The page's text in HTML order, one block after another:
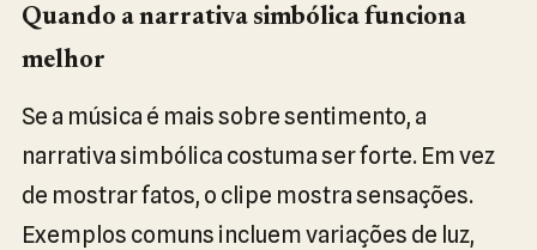
Quando a narrativa simbólica funciona
melhor
Se a música é mais sobre sentimento, a
narrativa simbólica costuma ser forte. Em vez
de mostrar fatos, o clipe mostra sensações.
Exemplos comuns incluem variações de luz,